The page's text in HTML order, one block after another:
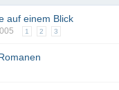
auf einem Blick
1 2 3